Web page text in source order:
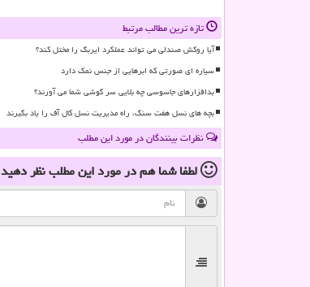
تازه ترین مطالب مرتبط
آیا روکش صندلی می تواند عملکرد ایربگ را مختل کند؟
سیاره ای صورتی که ابرهایی از جنس نمک دارد
بدافزارهای جاسوسی چه بلایی سر گوشی شما می آورند؟
بچه های نسل هفت سنگ، راه مدیریت نسل کال آف را یاد بگیرند
نظرات بینندگان در مورد این مطلب
لطفا شما همدر مورد این مطلبنظر دهید